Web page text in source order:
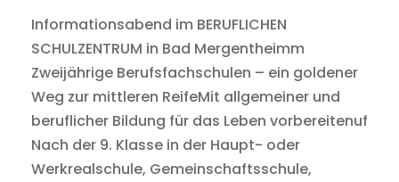
Informationsabend im BERUFLICHEN
SCHULZENTRUM in Bad Mergentheimm
Zweijährige Berufsfachschulen – ein goldener
Weg zur mittleren ReifeMit allgemeiner und
beruflicher Bildung für das Leben vorbereitenuf
Nach der 9. Klasse in der Haupt- oder
Werkrealschule, Gemeinschaftsschule,